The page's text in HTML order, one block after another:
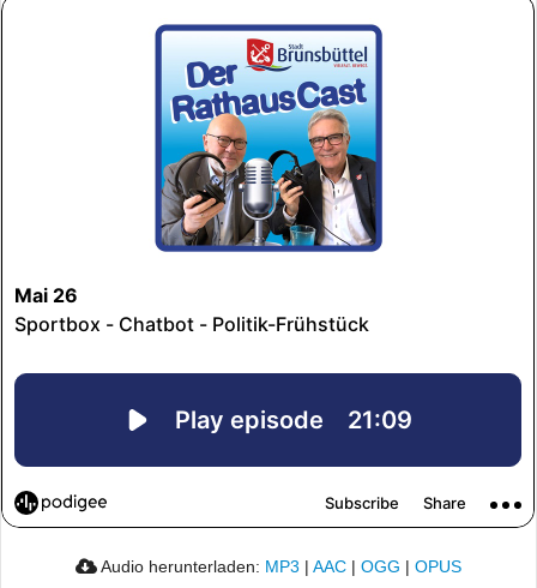
Audio herunterladen: MP3 | AAC | OGG | OPUS